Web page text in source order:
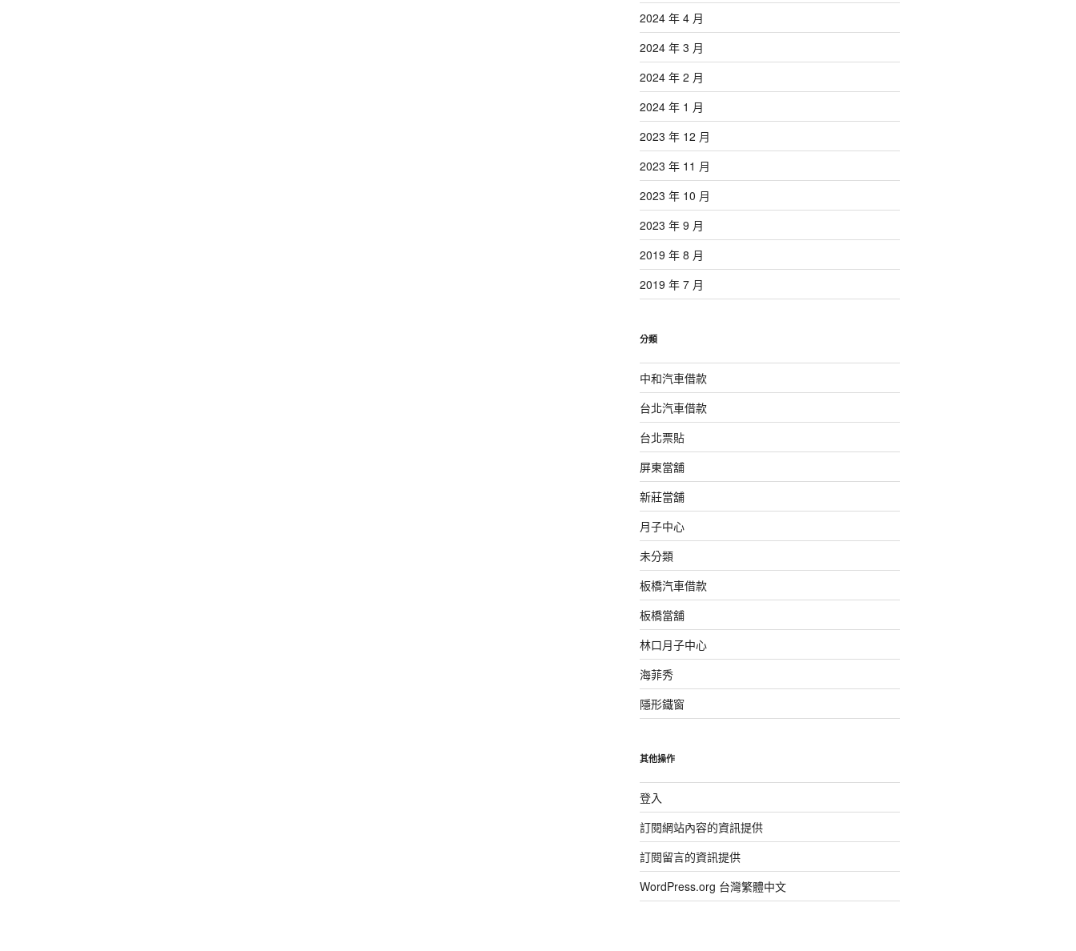
2024 年 4 月
2024 年 3 月
2024 年 2 月
2024 年 1 月
2023 年 12 月
2023 年 11 月
2023 年 10 月
2023 年 9 月
2019 年 8 月
2019 年 7 月
分類
中和汽車借款
台北汽車借款
台北票貼
屏東當舖
新莊當舖
月子中心
未分類
板橋汽車借款
板橋當舖
林口月子中心
海菲秀
隱形鐵窗
其他操作
登入
訂閱網站內容的資訊提供
訂閱留言的資訊提供
WordPress.org 台灣繁體中文